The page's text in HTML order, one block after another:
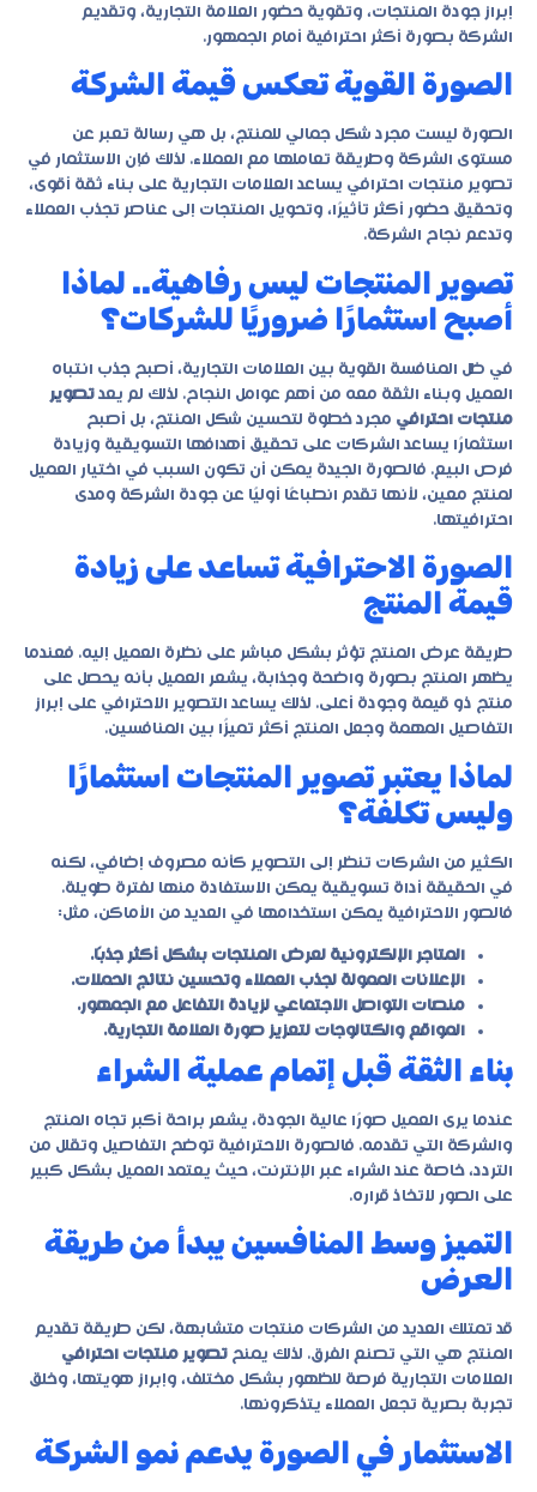
إبراز جودة المنتجات، وتقوية حضور العلامة التجارية، وتقديم
الشركة بصورة أكثر احترافية أمام الجمهور.
الصورة القوية تعكس قيمة الشركة
الصورة ليست مجرد شكل جمالي للمنتج، بل هي رسالة تعبر عن
مستوى الشركة وطريقة تعاملها مع العملاء. لذلك فإن الاستثمار في
تصوير منتجات احترافي يساعد العلامات التجارية على بناء ثقة أقوى،
وتحقيق حضور أكثر تأثيرًا، وتحويل المنتجات إلى عناصر تجذب العملاء
وتدعم نجاح الشركة.
تصوير المنتجات ليس رفاهية.. لماذا
أصبح استثمارًا ضروريًا للشركات؟
في ظل المنافسة القوية بين العلامات التجارية، أصبح جذب انتباه
العميل وبناء الثقة معه من أهم عوامل النجاح. لذلك لم يعد تصوير
منتجات احترافي مجرد خطوة لتحسين شكل المنتج، بل أصبح
استثمارًا يساعد الشركات على تحقيق أهدافها التسويقية وزيادة
فرص البيع. فالصورة الجيدة يمكن أن تكون السبب في اختيار العميل
لمنتج معين، لأنها تقدم انطباعًا أوليًا عن جودة الشركة ومدى
احترافيتها.
الصورة الاحترافية تساعد على زيادة
قيمة المنتج
طريقة عرض المنتج تؤثر بشكل مباشر على نظرة العميل إليه. فعندما
يظهر المنتج بصورة واضحة وجذابة، يشعر العميل بأنه يحصل على
منتج ذو قيمة وجودة أعلى. لذلك يساعد التصوير الاحترافي على إبراز
التفاصيل المهمة وجعل المنتج أكثر تميزًا بين المنافسين.
لماذا يعتبر تصوير المنتجات استثمارًا
وليس تكلفة؟
الكثير من الشركات تنظر إلى التصوير كأنه مصروف إضافي، لكنه
في الحقيقة أداة تسويقية يمكن الاستفادة منها لفترة طويلة.
فالصور الاحترافية يمكن استخدامها في العديد من الأماكن، مثل:
المتاجر الإلكترونية لعرض المنتجات بشكل أكثر جذبًا.
الإعلانات الممولة لجذب العملاء وتحسين نتائج الحملات.
منصات التواصل الاجتماعي لزيادة التفاعل مع الجمهور.
المواقع والكتالوجات لتعزيز صورة العلامة التجارية.
بناء الثقة قبل إتمام عملية الشراء
عندما يرى العميل صورًا عالية الجودة، يشعر براحة أكبر تجاه المنتج
والشركة التي تقدمه. فالصورة الاحترافية توضح التفاصيل وتقلل من
التردد، خاصة عند الشراء عبر الإنترنت، حيث يعتمد العميل بشكل كبير
على الصور لاتخاذ قراره.
التميز وسط المنافسين يبدأ من طريقة
العرض
قد تمتلك العديد من الشركات منتجات متشابهة، لكن طريقة تقديم
المنتج هي التي تصنع الفرق. لذلك يمنح تصوير منتجات احترافي
العلامات التجارية فرصة للظهور بشكل مختلف، وإبراز هويتها، وخلق
تجربة بصرية تجعل العملاء يتذكرونها.
الاستثمار في الصورة يدعم نمو الشركة